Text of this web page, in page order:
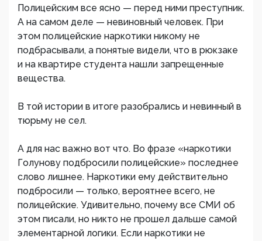
Полицейским все ясно — перед ними преступник.
А на самом деле — невиновный человек. При
этом полицейские наркотики никому не
подбрасывали, а понятые видели, что в рюкзаке
и на квартире студента нашли запрещенные
вещества.
В той истории в итоге разобрались и невинный в
тюрьму не сел.
А для нас важно вот что. Во фразе «наркотики
Голунову подбросили полицейские» последнее
слово лишнее. Наркотики ему действительно
подбросили — только, вероятнее всего, не
полицейские. Удивительно, почему все СМИ об
этом писали, но никто не прошел дальше самой
элементарной логики. Если наркотики не